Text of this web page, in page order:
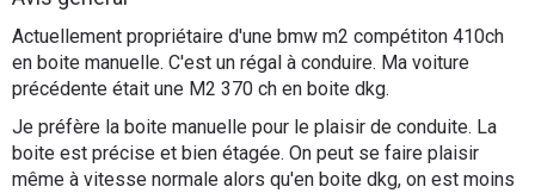
Marques
Actuellement propriétaire d'une bmw m2 compétiton 410ch
en boite manuelle. C'est un régal à conduire. Ma voiture
précédente était une M2 370 ch en boite dkg.
Je préfère la boite manuelle pour le plaisir de conduite. La
boite est précise et bien étagée. On peut se faire plaisir
même à vitesse normale alors qu'en boite dkg, on est moins